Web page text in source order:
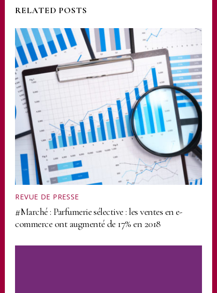
RELATED POSTS
REVUE DE PRESSE
#Marché : Parfumerie sélective : les ventes en e-
commerce ont augmenté de 17% en 2018